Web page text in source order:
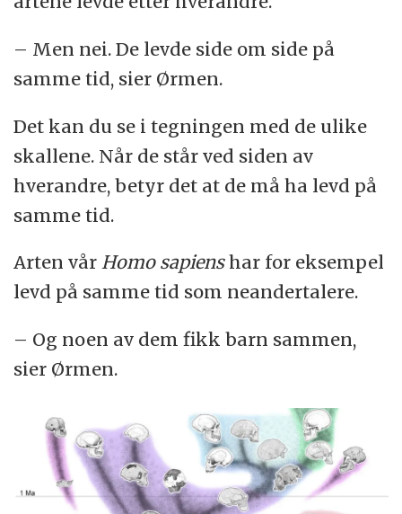
– Men nei. De levde side om side på
samme tid, sier Ørmen.
Det kan du se i tegningen med de ulike
skallene. Når de står ved siden av
hverandre, betyr det at de må ha levd på
samme tid.
Arten vår Homo sapienshar for eksempel
levd på samme tid som neandertalere.
– Og noen av dem fikk barn sammen,
sier Ørmen.